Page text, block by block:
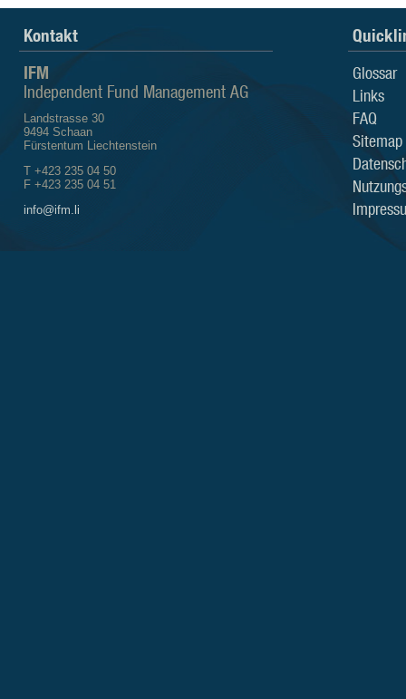
Kontakt
IFM
Independent Fund Management AG
Landstrasse 30
9494 Schaan
Fürstentum Liechtenstein
T +423 235 04 50
F +423 235 04 51
info@ifm.li
Glossar
Links
FAQ
Sitemap